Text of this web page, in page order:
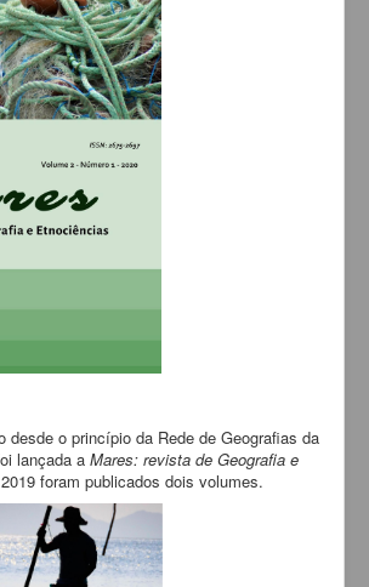
desde o princípio da Rede de Geografias da
lançada a Mares: revista de Geografia e
foram publicados dois volumes.